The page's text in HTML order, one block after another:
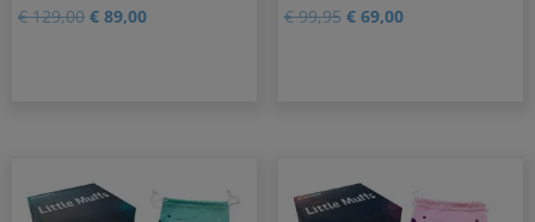
0
€129,00 € 89,00 0
€99,95 €69,00